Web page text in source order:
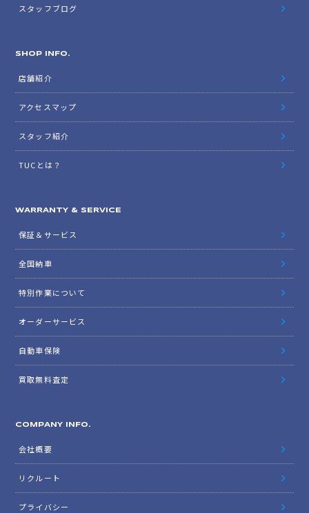
スタッフブログ
SHOP INFO.
店舗紹介
アクセスマップ
スタッフ紹介
TUCとは？
WARRANTY & SERVICE
保証＆サービス
全国納車
特別作業について
オーダーサービス
自動車保険
買取無料査定
COMPANY INFO.
会社概要
リクルート
プライバシー